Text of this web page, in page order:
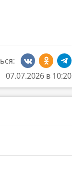
07.07.2026 в 10:20